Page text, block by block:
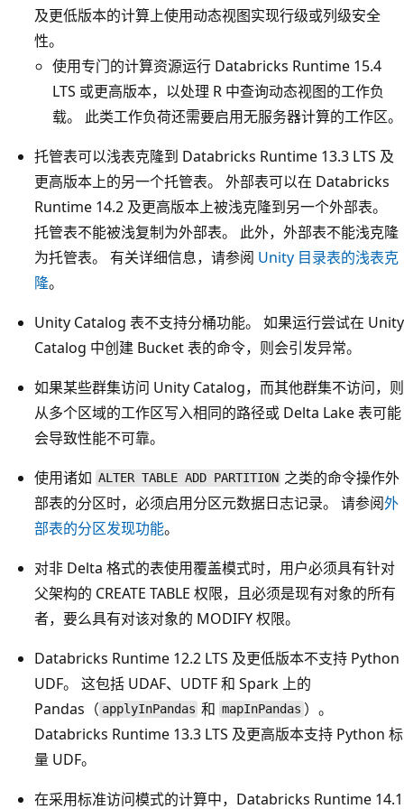
及更低版本的计算上使用动态视图实现行级或列级安全
性。
使用专门的计算资源运行 Databricks Runtime 15.4
LTS 或更高版本，以处理 R 中查询动态视图的工作负
载。 此类工作负荷还需要启用无服务器计算的工作区。
托管表可以浅表克隆到 Databricks Runtime 13.3 LTS 及
更高版本上的另一个托管表。 外部表可以在 Databricks
Runtime 14.2 及更高版本上被浅克隆到另一个外部表。
托管表不能被浅复制为外部表。 此外，外部表不能浅克隆
为托管表。 有关详细信息，请参阅 Unity 目录表的浅表克
隆。
Unity Catalog 表不支持分桶功能。 如果运行尝试在 Unity
Catalog 中创建 Bucket 表的命令，则会引发异常。
如果某些群集访问 Unity Catalog，而其他群集不访问，则
从多个区域的工作区写入相同的路径或 Delta Lake 表可能
会导致性能不可靠。
使用诸如 ALTER TABLE ADD PARTITION 之类的命令操作外
部表的分区时，必须启用分区元数据日志记录。 请参阅外
部表的分区发现功能。
对非 Delta 格式的表使用覆盖模式时，用户必须具有针对
父架构的 CREATE TABLE 权限，且必须是现有对象的所有
者，要么具有对该对象的 MODIFY 权限。
Databricks Runtime 12.2 LTS 及更低版本不支持 Python
UDF。 这包括 UDAF、UDTF 和 Spark 上的
Pandas（ applyInPandas 和 mapInPandas ）。
Databricks Runtime 13.3 LTS 及更高版本支持 Python 标
量 UDF。
在采用标准访问模式的计算中，Databricks Runtime 14.1